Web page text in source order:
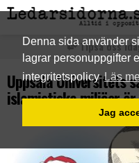
Denna sida använder
lagrar personuppgifter
integritetspolicyLäs
Jag
Tipsa oss
Uppsala Universitets
islamistiska miljöer